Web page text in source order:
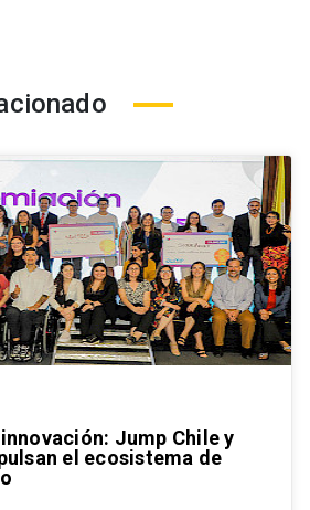
Jump Chile y
el ecosistema de